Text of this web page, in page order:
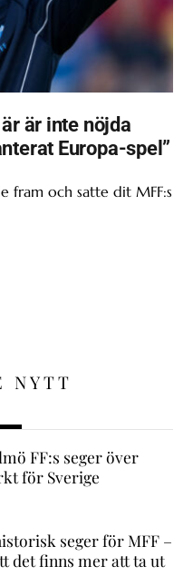
är inte nöjda
Europa-spel”
fram och satte dit MFF:s
NYTT
FF:s seger över
för Sverige
seger för MFF –
det finns mer att ta ut